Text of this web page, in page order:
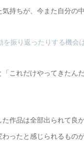
持ちが、今また自分の
振り返ったりする機会
これだけやってきたん
作品は全部出られて
ったと感じられるも